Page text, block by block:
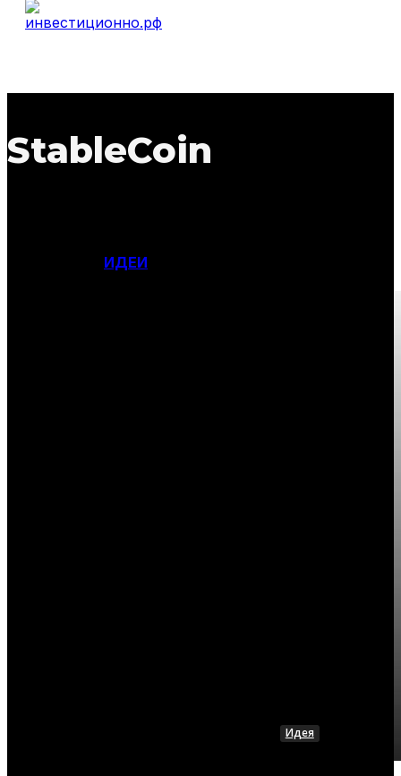
StableCoin
ИДЕИ
Идея